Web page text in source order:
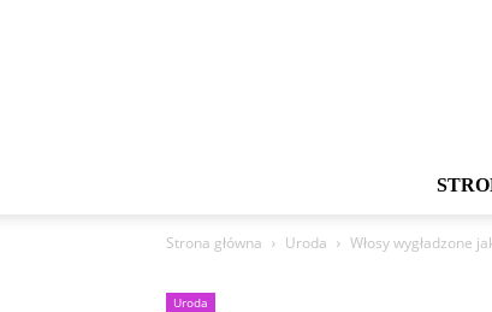
Strona główna Uroda Włosy wygładzone
Uroda